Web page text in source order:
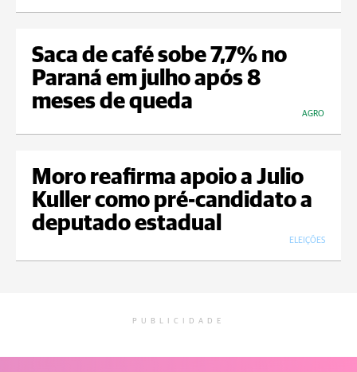
Saca de café sobe 7,7% no
Paraná em julho após 8
meses de queda
AGRO
Moro reafirma apoio a Julio
Kuller como pré-candidato a
deputado estadual
ELEIÇÕES
PUBLICIDADE